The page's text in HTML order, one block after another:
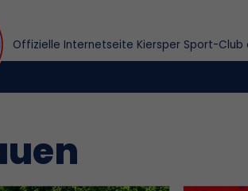
Offizielle Internetseite Kiersper Sport-Club